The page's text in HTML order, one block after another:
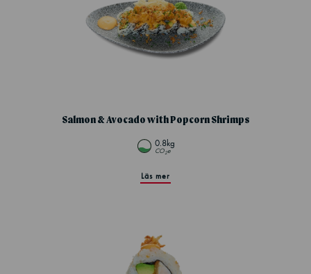
Salmon & Avocado with Popcorn Shrimps
0.8kg
CO2e
Läs mer